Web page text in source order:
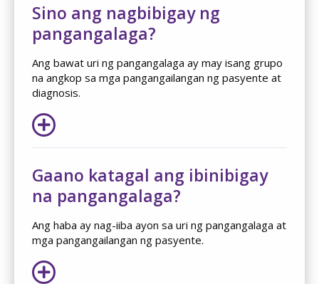
Sino ang nagbibigay ng
pangangalaga?
Ang bawat uri ng pangangalaga ay may isang grupo
na angkop sa mga pangangailangan ng pasyente at
diagnosis.
Gaano katagal ang ibinibigay
na pangangalaga?
Ang haba ay nag-iiba ayon sa uri ng pangangalaga at
mga pangangailangan ng pasyente.